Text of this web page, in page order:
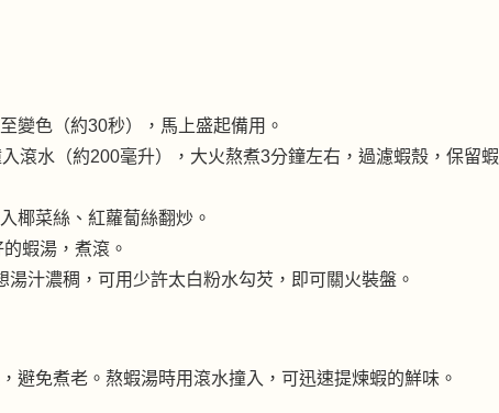
變色（約30秒），馬上盛起備用。
滾水（約200毫升），大火熬煮3分鐘左右，過濾蝦殼，保留蝦
椰菜絲、紅蘿蔔絲翻炒。
蝦湯，煮滾。
汁濃稠，可用少許太白粉水勾芡，即可關火裝盤。
避免煮老。熬蝦湯時用滾水撞入，可迅速提煉蝦的鮮味。